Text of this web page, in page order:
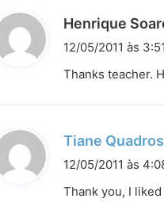
Henrique
12/05/2011 às
Thanks teacher.
Tiane Quadros
12/05/2011 às
Thank you, I